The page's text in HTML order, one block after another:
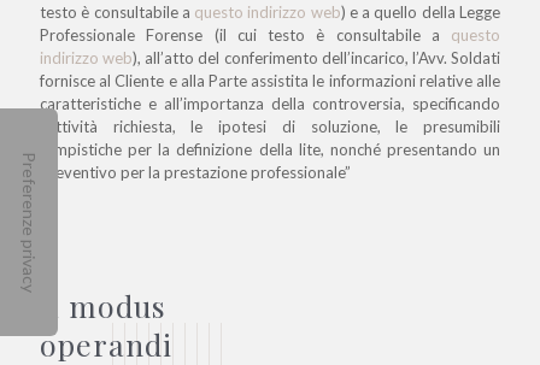
testo è consultabile a questo indirizzo web) e a quello della Legge
Professionale Forense (il cui testo è consultabile a questo
indirizzo web), all’atto del conferimento dell’incarico, l’Avv. Soldati
fornisce al Cliente e alla Parte assistita le informazioni relative alle
caratteristiche e all’importanza della controversia, specificando
l’attività richiesta, le ipotesi di soluzione, le presumibili
tempistiche per la definizione della lite, nonché presentando un
preventivo per la prestazione professionale”
Il modus
operandi